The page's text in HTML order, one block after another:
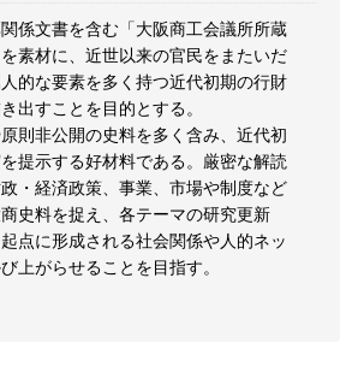
係文書を含む「大阪商工会議所所蔵
素材に、近世以来の官民をまたいだ
的な要素を多く持つ近代初期の行財
出すことを目的とする。
則非公開の史料を多く含み、近代初
提示する好材料である。厳密な解読
・経済政策、事業、市場や制度など
史料を捉え、各テーマの研究更新
点に形成される社会関係や人的ネッ
上がらせることを目指す。